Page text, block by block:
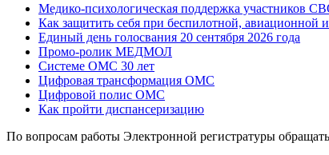
Медико-психологическая поддержка участников
Как защитить себя при беспилотной, авиационной и
Единый день голосвания 20 сентября 2026 года
Промо-ролик МЕДМОЛ
Системе ОМС 30 лет
Цифровая трансформация ОМС
Цифровой полис ОМС
Как пройти диспансеризацию
По вопросам работы Электронной регистратуры